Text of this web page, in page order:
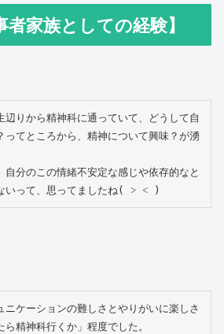
者家族としての経験】
辺りから精神科に通っていて、どうして自
ってところから、精神について興味？が湧
自分のこの情緒不安定な感じや依存的なと
いって、思ってましたね( ˃ ˂ )
ニケーションの難しさとやりがいに楽しさ
精神科行くか」程度でした。